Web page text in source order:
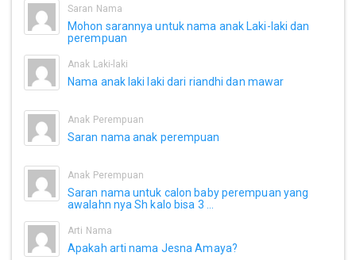
Saran Nama
Mohon sarannya untuk nama anak Laki-laki dan
perempuan
Anak Laki-laki
Nama anak laki laki dari riandhi dan mawar
Anak Perempuan
Saran nama anak perempuan
Anak Perempuan
Saran nama untuk calon baby perempuan yang
awalahn nya Sh kalo bisa 3 ...
Arti Nama
Apakah arti nama Jesna Amaya?